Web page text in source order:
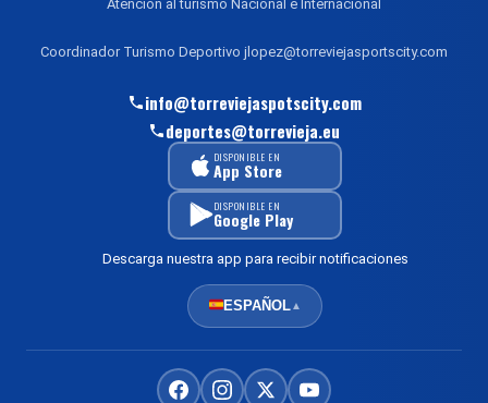
Atención al turismo Nacional e Internacional
Coordinador Turismo Deportivo jlopez@torreviejasportscity.com
info@torreviejaspotscity.com
deportes@torrevieja.eu
DISPONIBLE EN
App Store
DISPONIBLE EN
Google Play
Descarga nuestra app para recibir notificaciones
ESPAÑOL▲